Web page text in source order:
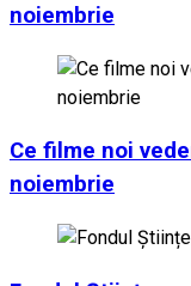
noiembrie
Ce filme noi
noiembrie